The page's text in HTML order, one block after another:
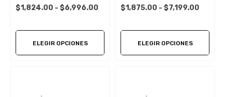
$1,824.00 - $6,996.00
ELEGIR OPCIONES
$1,875.00 - $7,199.00
ELEGIR OPCIONES